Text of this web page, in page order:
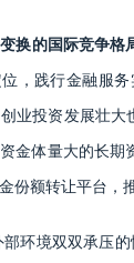
换的国际竞争格
，践行金融服
业投资发展壮
金体量大的长
份额转让平台，
环境双双承压